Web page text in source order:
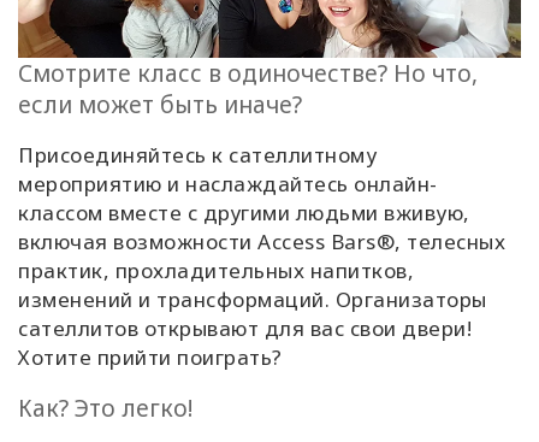
Классы
Фасилитаторы
More
КОНТАКТЫ
Смотрите класс в одиночестве? Но что,
если может быть иначе?
Присоединяйтесь к сателлитному
мероприятию и наслаждайтесь онлайн-
классом вместе с другими людьми вживую,
включая возможности Access Bars®, телесных
практик, прохладительных напитков,
изменений и трансформаций. Организаторы
сателлитов открывают для вас свои двери!
Хотите прийти поиграть?
Как? Это легко!